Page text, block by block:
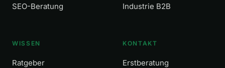
SEO-Beratung
Industrie B2B
WISSEN
Ratgeber
KONTAKT
Erstberatung